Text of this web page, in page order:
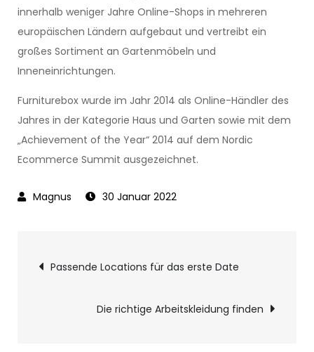
innerhalb weniger Jahre Online-Shops in mehreren
europäischen Ländern aufgebaut und vertreibt ein
großes Sortiment an Gartenmöbeln und
Inneneinrichtungen.
Furniturebox wurde im Jahr 2014 als Online-Händler des
Jahres in der Kategorie Haus und Garten sowie mit dem
„Achievement of the Year“ 2014 auf dem Nordic
Ecommerce Summit ausgezeichnet.
30 Januar 2022
Passende Locations für das erste Date
Die richtige Arbeitskleidung finden